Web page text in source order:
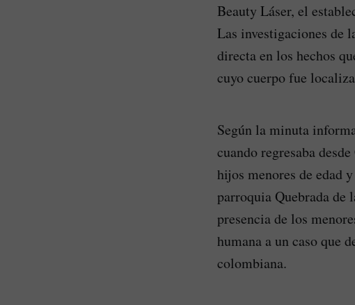
Beauty Láser, el
Las investigaciones de
directa en los hechos
cuyo cuerpo fue
Según la minuta
cuando regresaba
hijos menores de edad
parroquia Quebrada de
presencia de los
humana a un caso que
colombiana.